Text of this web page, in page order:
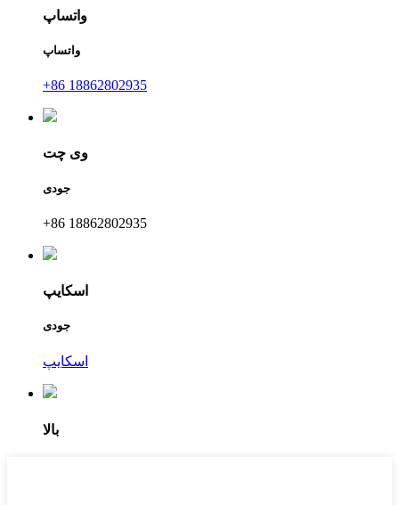
واتساپ
واتساپ
+86 18862802935
وی چت
جودی
+86 18862802935
اسکایپ
جودی
اسکایپ
بالا